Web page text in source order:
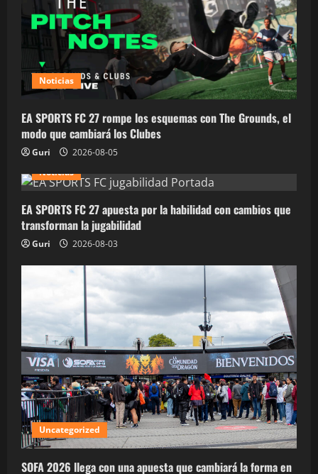
Noticias
EA SPORTS FC 27 rompe los esquemas con The Grounds, el
modo que cambiará los Clubes
Guri
2026-08-05
Noticias
EA SPORTS FC 27 apuesta por la habilidad con cambios que
transforman la jugabilidad
Guri 2026-08-03
Uncategorized
SOFA 2026 llega con una apuesta que cambiará la forma en